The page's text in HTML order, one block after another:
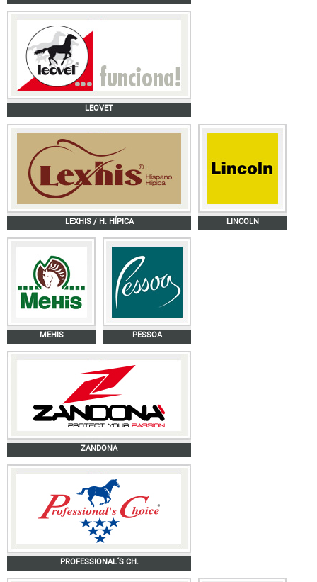
LEOVET
LEXHIS / H. HÍPICA LINCOLN
MEHIS PESSOA
ZANDONA
PROFESSIONAL´S CH.